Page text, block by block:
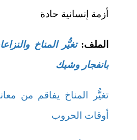
أزمة إنسانية حادة
الملف:تغيُّر المناخ
بانفجار وشيك
تغيُّر المناخ يفاقم من
أوقات الحروب